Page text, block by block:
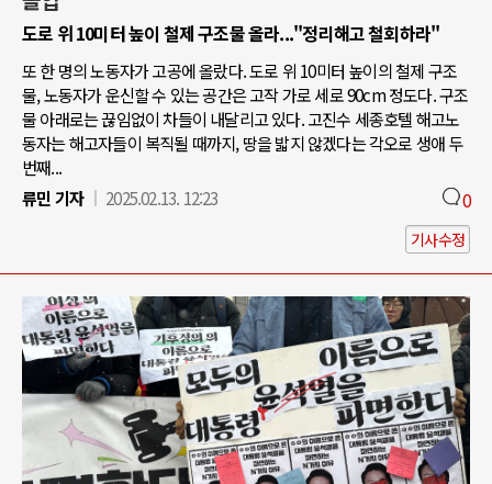
도로 위 10미터 높이 철제 구조물 올라..."정리해고 철회하라"
또 한 명의 노동자가 고공에 올랐다. 도로 위 10미터 높이의 철제 구조
물, 노동자가 운신할 수 있는 공간은 고작 가로 세로 90cm 정도다. 구조
물 아래로는 끊임없이 차들이 내달리고 있다. 고진수 세종호텔 해고노
동자는 해고자들이 복직될 때까지, 땅을 밟지 않겠다는 각오로 생애 두
번째...
류민 기자
2025.02.13. 12:23 0
기사수정